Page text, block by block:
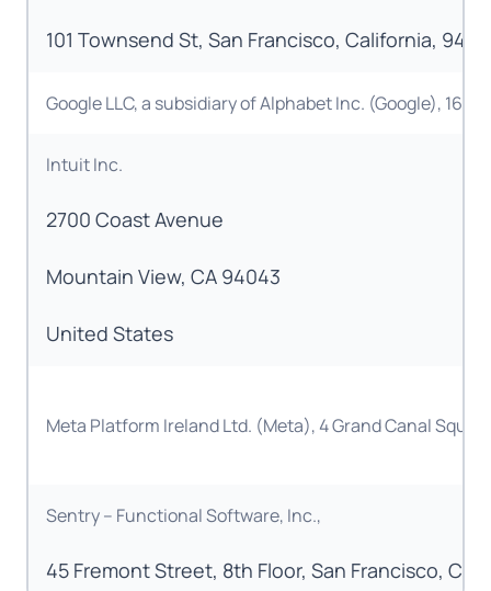
101 Townsend St, San Francisco, California,
Google LLC, a subsidiary of Alphabet Inc. (Google),
Intuit Inc.
2700 Coast Avenue
Mountain View, CA 94043
United States
Meta Platform Ireland Ltd. (Meta), 4 Grand Canal
Sentry – Functional Software, Inc.,
45 Fremont Street, 8th Floor, San Francisco, CA